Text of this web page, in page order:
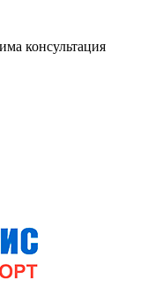
консультация